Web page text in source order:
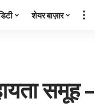
शेयर बाज़ार
समूह